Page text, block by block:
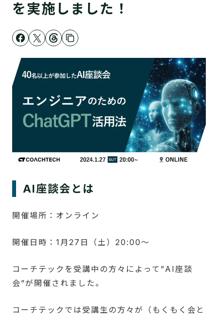
を実施しました！
AI座談会とは
開催場所：オンライン
開催日時：1月27日（土）20:00～
コーチテックを受講中の方々によって”AI座談
会”が開催されました。
コーチテックでは受講生の方々が（もくもく会と